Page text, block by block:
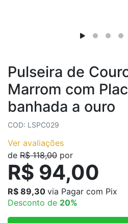
Pulseira de
Marrom com
banhada a ouro
COD: LSPC029
Ver avaliações
de R$ 118,00 por
R$ 94,00
R$ 89,30 via Pagar com Pix
Desconto de 20%